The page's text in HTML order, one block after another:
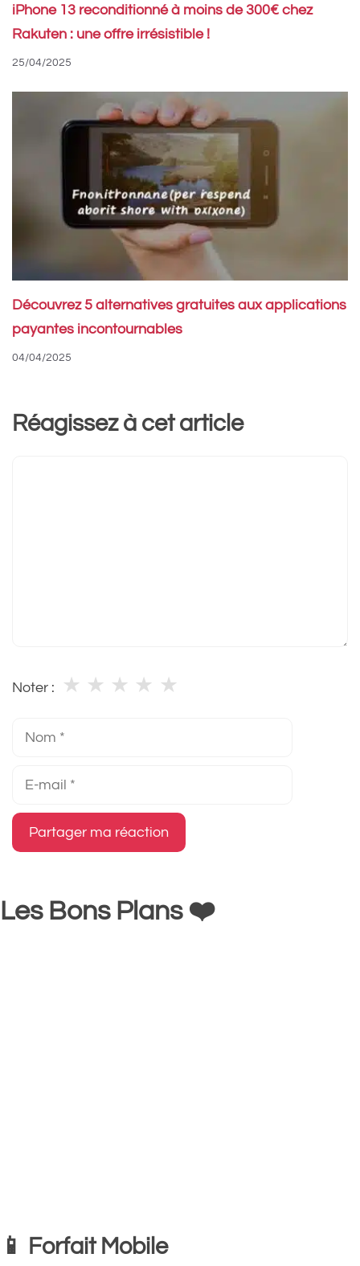
iPhone 13 reconditionné à moins de 300€ chez
Rakuten : une offre irrésistible !
25/04/2025
Découvrez 5 alternatives gratuites aux applications
payantes incontournables
04/04/2025
Réagissez à cet article
Noter : ★
★
★
★
★
Les Bons Plans ❤️
📱 Forfait Mobile